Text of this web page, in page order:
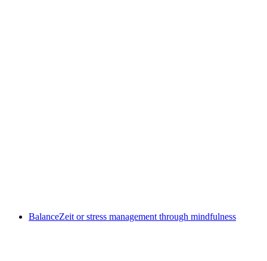
BalanceZeit or stress management through mindfulness